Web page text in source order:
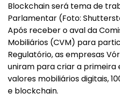
Blockchain será tema de
Parlamentar (Foto:
Após receber o aval da
Mobiliários (CVM) para
Regulatório, as empresas
uniram para criar a primeira
valores mobiliários digitais,
e blockchain.